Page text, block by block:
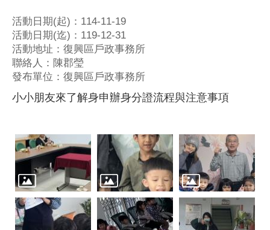
活動日期(起)：114-11-19
活動日期(迄)：119-12-31
活動地址：復興區戶政事務所
聯絡人：陳郡瑩
發布單位：復興區戶政事務所
小小朋友來了解身申辦身分證流程與注意事項